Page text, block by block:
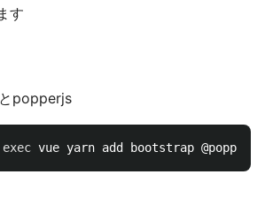
す
popperjs
exec